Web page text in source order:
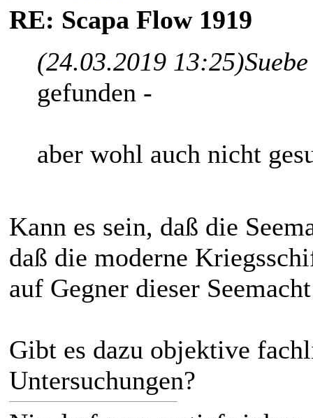
RE: Scapa Flow 1919
(24.03.2019 13:25)
gefunden -
aber wohl auch nicht
Kann es sein, daß die
daß die moderne
auf Gegner dieser
Gibt es dazu objektive
Untersuchungen?